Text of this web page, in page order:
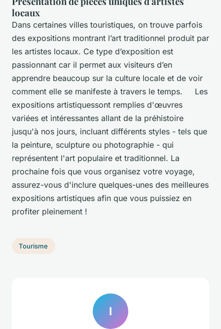
locaux
Dans certaines villes touristiques, on trouve parfois
des expositions montrant l’art traditionnel produit par
les artistes locaux. Ce type d’exposition est
passionnant car il permet aux visiteurs d’en
apprendre beaucoup sur la culture locale et de voir
comment elle se manifeste à travers le temps. Les
expositions artistiquessont remplies d'œuvres
variées et intéressantes allant de la préhistoire
jusqu'à nos jours, incluant différents styles - tels que
la peinture, sculpture ou photographie - qui
représentent l'art populaire et traditionnel. La
prochaine fois que vous organisez votre voyage,
assurez-vous d'inclure quelques-unes des meilleures
expositions artistiques afin que vous puissiez en
profiter pleinement !
Tourisme
I